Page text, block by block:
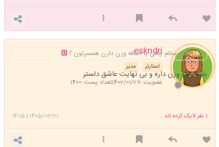
eskndri
مدیر استارتر
عضویت: 1402/01/28 تعداد پست: 1400
عذر میخام چاقی یا اضافه وزن دارن همسرتون ؟
بله اضافه وزن داره و بی نهایت عاشق دلستر
1405/03/21
|
14:15 1نفر لایک کرده اند ...